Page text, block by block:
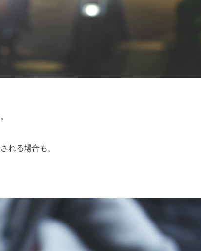
れる場合も。